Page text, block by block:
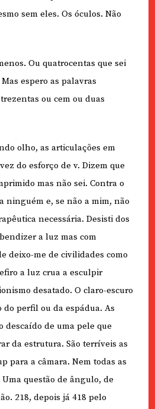
sem eles. Os óculos. Não
Ou quatrocentas que sei
espero as palavras
ou cem ou duas
olho, as articulações em
do esforço de v. Dizem que
mas não sei. Contra o
ninguém e, se não a mim, não
necessária. Desisti dos
a luz mas com
deixo-me de civilidades como
a luz crua a esculpir
desatado. O claro-escuro
perfil ou da espádua. As
descaído de uma pele que
da estrutura. São terríveis as
para a câmara. Nem todas as
questão de ângulo, de
218, depois já 418 pelo